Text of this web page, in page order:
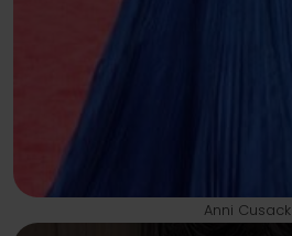
Anni Cusack